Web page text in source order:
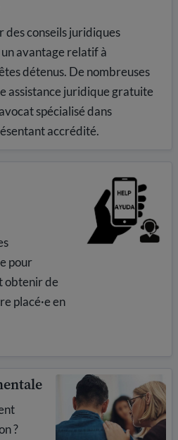
des conseils juridiques
avantage relatif à
détenus. De nombreuses
assistance juridique gratuite
spécialisé dans
accrédité.
pour
obtenir de
placé·e en
?